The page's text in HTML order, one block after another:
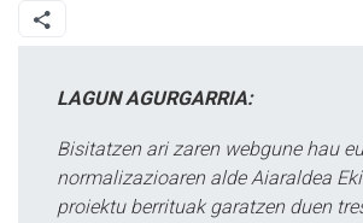
LAGUN AGURGARRIA:
Bisitatzen ari zaren webgune hau
normalizazioaren alde Aiaraldea
proiektu berrituak garatzen duen